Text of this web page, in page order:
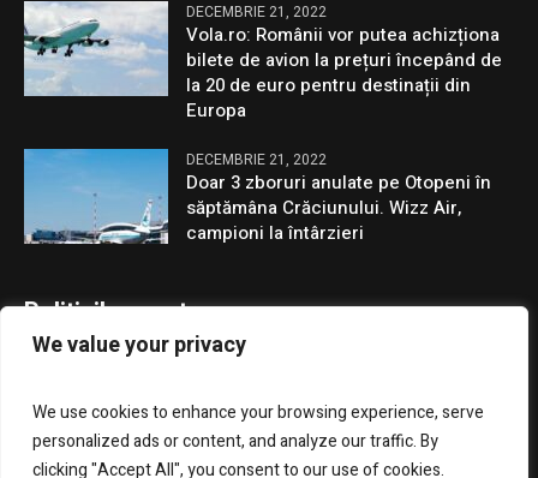
We value your privacy
We use cookies to enhance your browsing experience, serve
personalized ads or content, and analyze our traffic. By
clicking "Accept All", you consent to our use of cookies.
DECEMBRIE 21, 2022
Vola.ro: Românii vor putea achizționa
bilete de avion la prețuri începând de
la 20 de euro pentru destinații din
Europa
DECEMBRIE 21, 2022
Doar 3 zboruri anulate pe Otopeni în
săptămâna Crăciunului. Wizz Air,
campioni la întârzieri
Politicile noastre
GDPR